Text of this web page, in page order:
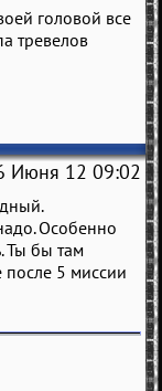
головой все
тревелов
Июня 12 09:02
Особенно
Ты бы там
5 миссии